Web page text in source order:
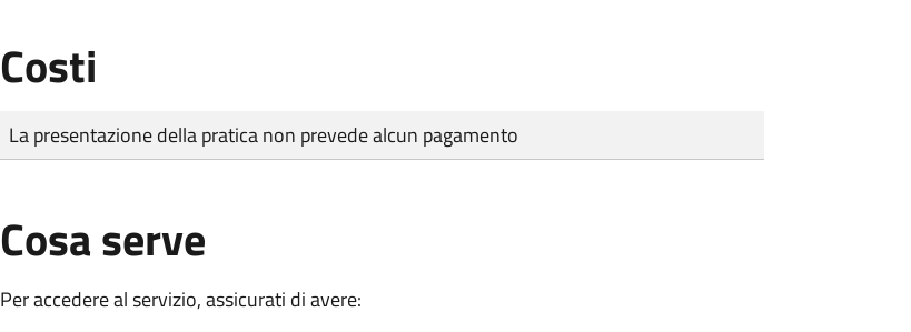
Costi
Tipo di pagamento
Importo
La presentazione della pratica non prevede alcun pagamento
Cosa serve
Per accedere al servizio, assicurati di avere: